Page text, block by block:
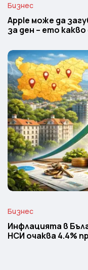
Бизнес
Apple може да
за ден – ето
Бизнес
Инфлацията в
НСИ очаква 4.4%